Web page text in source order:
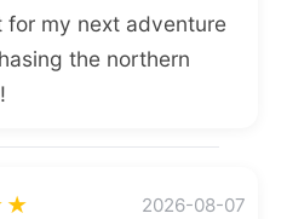
my next adventure
the northern
★ 2026-08-07